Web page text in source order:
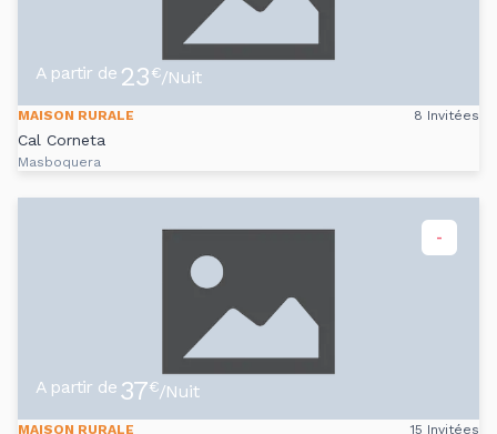
A partir de 23€/Nuit
MAISON RURALE 8 Invitées
Cal Corneta
Masboquera
-
A partir de 37€/Nuit
MAISON RURALE 15 Invitées